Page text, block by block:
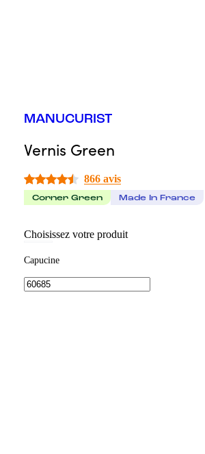
MANUCURIST
Vernis Green
866 avis
Corner Green Made In France
Choisissez votre produit
Capucine